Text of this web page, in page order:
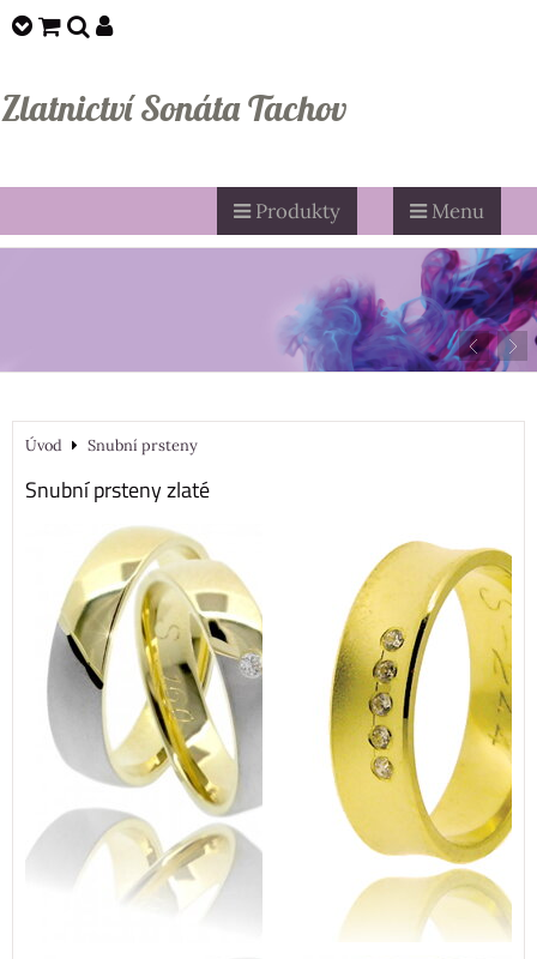
Zlatnictví Sonáta Tachov
Produkty Menu
Úvod Snubní prsteny
Snubní prsteny zlaté